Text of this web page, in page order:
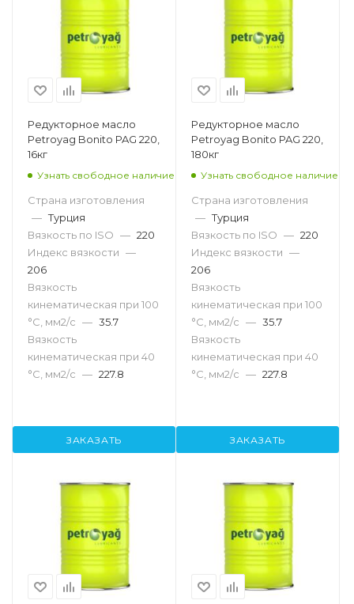
Редукторное масло
Petroyag Bonito PAG 220,
16кг
Узнать свободное наличие
Страна изготовления
— Турция
Вязкость по ISO — 220
Индекс вязкости —
206
Вязкость
кинематическая при 100
°С, мм2/с — 35.7
Вязкость
кинематическая при 40
°С, мм2/с — 227.8
ЗАКАЗАТЬ
Редукторное масло
Petroyag Bonito PAG 220,
180кг
Узнать свободное наличие
Страна изготовления
— Турция
Вязкость по ISO — 220
Индекс вязкости —
206
Вязкость
кинематическая при 100
°С, мм2/с — 35.7
Вязкость
кинематическая при 40
°С, мм2/с — 227.8
ЗАКАЗАТЬ